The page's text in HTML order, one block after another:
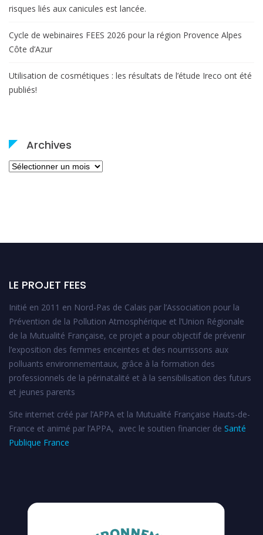
risques liés aux canicules est lancée.
Cycle de webinaires FEES 2026 pour la région Provence Alpes
Côte d’Azur
Utilisation de cosmétiques : les résultats de l’étude Ireco ont été
publiés!
Archives
Archives
LE PROJET FEES
Initié en 2011 en Nord-Pas de Calais par l’Association pour la
Prévention de la Pollution Atmosphérique et l’Union Régionale
de la Mutualité Française, ce projet a pour objectif de prévenir
l’exposition des femmes enceintes et des nourrissons aux
polluants environnementaux, grâce à la formation des
professionnels de la périnatalité et à la sensibilisation des futurs
et jeunes parents
Site internet créé par l’APPA et la Mutualité Française Hauts-de-
France et animé par l’APPA, avec le soutien financier de Santé
Publique France